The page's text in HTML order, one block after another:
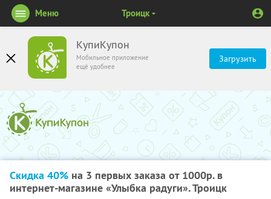
КупиКупон
Мобильное приложение
ещё удобнее
Загрузить
Меню Троицк
Скидка 40% на 3 первых заказа от 1000р. в
интернет-магазине «Улыбка радуги». Троицк